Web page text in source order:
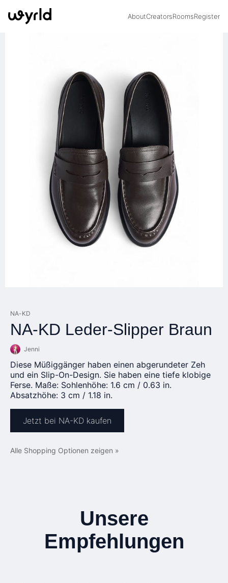
AboutCreatorsRoomsRegister
NA-KD
NA-KD Leder-Slipper Braun
Jenni
Diese Müßiggänger haben einen abgerundeter Zeh
und ein Slip-On-Design. Sie haben eine tiefe klobige
Ferse. Maße: Sohlenhöhe: 1.6 cm / 0.63 in.
Absatzhöhe: 3 cm / 1.18 in.
Jetzt bei NA-KD kaufen
Alle Shopping Optionen zeigen »
Unsere
Empfehlungen